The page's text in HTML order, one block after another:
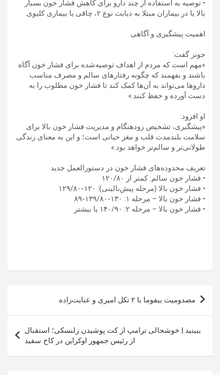
• توصیه به استفاده از چند دارو برای کاهش فشار خون بسیار
بالا یا در بیماران مبتلا به دیابت نوع ۲، چاقی یا بیماری کلیوی.
اهمیت پیشگیری و آگاهی
جونز گفت:
«مهم است که مردم از اهداف توصیه‌شده برای فشار خون آگاه
باشند و بفهمند که چگونه رفتارهای سالم و مصرف مناسب
داروها می‌تواند به آن‌ها کمک کند تا فشار خون مطلوب را به
دست آورده و حفظ کنند.»
او افزود:
«پیشگیری، تشخیص زودهنگام و مدیریت فشار خون بالا برای
سلامت بلندمدت قلب و مغز حیاتی است؛ و این به معنای زندگی
طولانی‌تر و سالم‌تر خواهد بود.»
تعریف محدوده‌های فشار خون در دستورالعمل جدید
• فشار خون سالم: کمتر از ۱۲۰/۸۰
• فشار خون بالا (مرحله پیش‌بالینی): ۱۲۰-۱۲۹/۸۰
• فشار خون بالا – مرحله ۱: ۱۳۰-۱۳۹/۸۰-۸۹
• فشار خون بالا – مرحله ۲: ۱۴۰/۹۰ یا بیشتر
راهبری
نوشته
مصدومیت بیفوما با ۲ تکل امیری و عنایت‌زاده
ببینید | خوشحالی ترامپ از کت پوشیدن زلنسکی؛ استقبال
از رئیس جمهور اوکراین در کاخ سفید